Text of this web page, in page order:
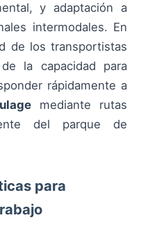
y adaptación a
intermodales. En
de los transportistas
la capacidad para
rápidamente a
mediante rutas
del parque de
para